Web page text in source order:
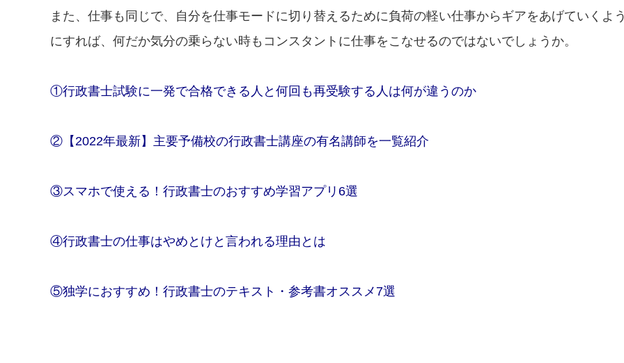
また、仕事も同じで、自分を仕事モードに切り替えるために負荷の軽い仕事からギアをあげていくよ
にすれば、何だか気分の乗らない時もコンスタントに仕事をこなせるのではないでしょうか。
①行政書士試験に一発で合格できる人と何回も再受験する人は何が違うのか
②【2022年最新】主要予備校の行政書士講座の有名講師を一覧紹介
③スマホで使える！行政書士のおすすめ学習アプリ6選
④行政書士の仕事はやめとけと言われる理由とは
⑤独学におすすめ！行政書士のテキスト・参考書オススメ7選